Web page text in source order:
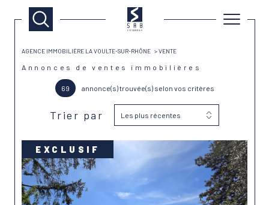
AGENCE IMMOBILIÈRE LA VOULTE-SUR-RHÔNE VENTE
Annonces de ventes immobilières
69 annonce(s) trouvée(s) selon vos critères
Trier par Les plus récentes
EXCLUSIF